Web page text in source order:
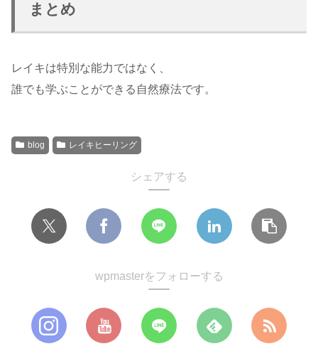
まとめ
レイキは特別な能力ではなく、
誰でも学ぶことができる自然療法です。
blog レイキヒーリング
シェアする
wpmasterをフォローする